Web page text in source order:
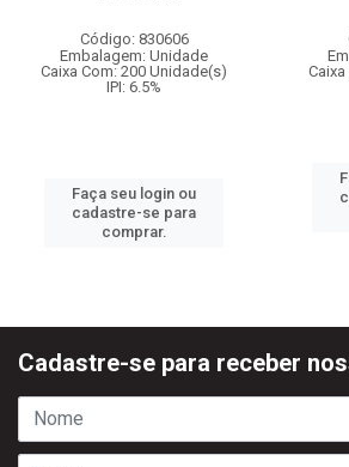
Código: 830606
Embalagem: Unidade
Caixa Com: 200 Unidade(s)
IPI: 6.5%
Faça seu login ou
cadastre-se para
comprar.
Cadastre-se para receber